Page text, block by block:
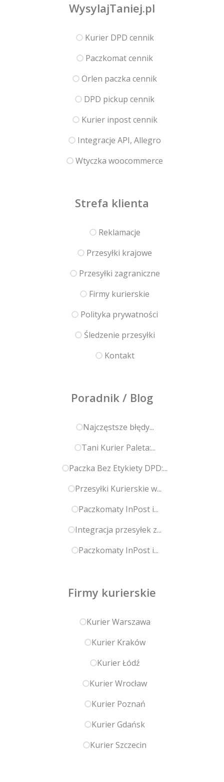
WysylajTaniej.pl
Kurier DPD cennik
Paczkomat cennik
Orlen paczka cennik
DPD pickup cennik
Kurier inpost cennik
Integracje API, Allegro
Wtyczka woocommerce
Strefa klienta
Reklamacje
Przesyłki krajowe
Przesyłki zagraniczne
Firmy kurierskie
Polityka prywatności
Śledzenie przesyłki
Kontakt
Poradnik / Blog
Najczęstsze błędy...
Tani Kurier Paleta:...
Paczka Bez Etykiety DPD:...
Przesyłki Kurierskie w...
Paczkomaty InPost i...
Integracja przesyłek z...
Paczkomaty InPost i...
Firmy kurierskie
Kurier Warszawa
Kurier Kraków
Kurier Łódź
Kurier Wrocław
Kurier Poznań
Kurier Gdańsk
Kurier Szczecin